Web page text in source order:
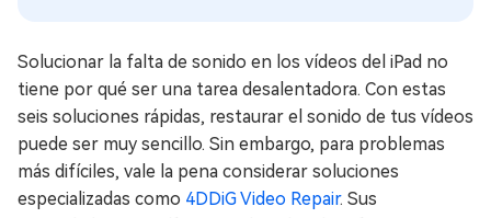
Solucionar la falta de sonido en los vídeos del iPad no
tiene por qué ser una tarea desalentadora. Con estas
seis soluciones rápidas, restaurar el sonido de tus vídeos
puede ser muy sencillo. Sin embargo, para problemas
más difíciles, vale la pena considerar soluciones
especializadas como 4DDiG Video Repair. Sus